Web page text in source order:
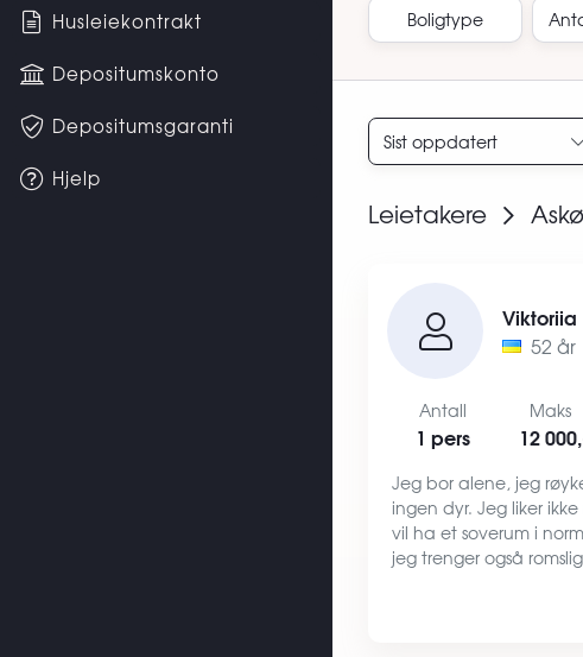
Husleiekontrakt
Depositumskonto
Depositumsgaranti
Hjelp
Boligtype
Sortering
Leietakere
Viktoriia
52 år
Antall
1 pers
Maks
12
Jeg bor alene, jeg
ingen dyr. Jeg liker
vil ha et soverum i
jeg trenger også